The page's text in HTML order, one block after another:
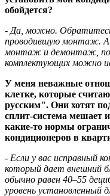
обойдется?
- Да, можно.
проводившую монтаж. А
монтаж и демонтаж,
комплектующих можно
У меня неважные
клетке, которые
русским". Они хотят
сплит-система мешает
какие-то нормы
кондиционеров в
- Если у вас исправный
который дает внешний
обычно равен 40–55
уровень установленный